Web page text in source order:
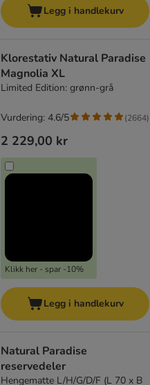
Legg i handlekurv
Klorestativ Natural Paradise
Magnolia XL
Limited Edition: grønn-grå
2 229,00 kr
Klikk her - spar -10%
Vurdering: 4.6/5 (2664)
Legg i handlekurv
Natural Paradise
reservedeler
Hengematte L/H/G/D/F (L 70 x B